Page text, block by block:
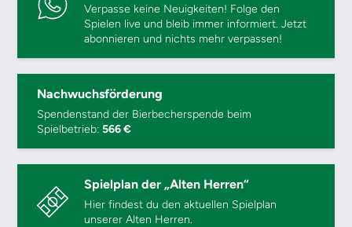
Verpasse keine Neuigkeiten! Folge den
Spielen live und bleib immer informiert. Jetzt
abonnieren und nichts mehr verpassen!
Nachwuchsförderung
Spendenstand der Bierbecherspende beim
Spielbetrieb:566 €
Spielplan der „Alten Herren“
Hier findest du den aktuellen Spielplan
unserer Alten Herren.